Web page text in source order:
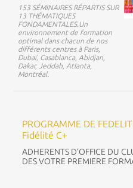
153 SÉMINAIRES RÉPARTIS SUR
13 THÉMATIQUES
FONDAMENTALES.Un
environnement de formation
optimal dans chacun de nos
différents centres à Paris,
Dubaï, Casablanca, Abidjan,
Dakar, Jeddah, Atlanta,
Montréal.
PROGRAMME DE
Fidélité C+
ADHERENTS D’OFFICE DU
DES VOTRE PREMIERE